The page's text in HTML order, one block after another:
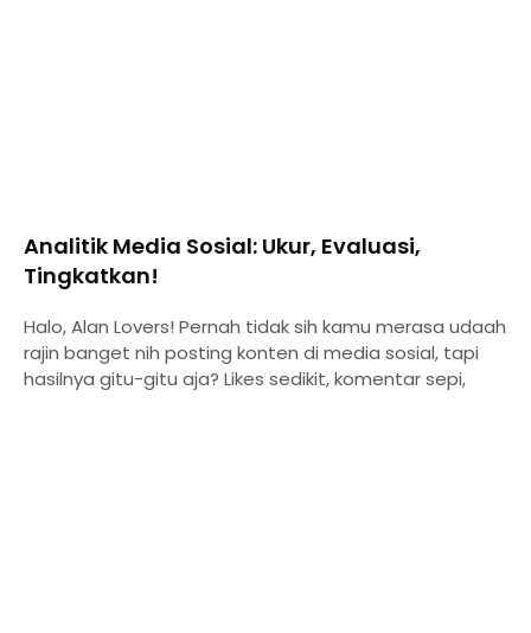
Analitik Media Sosial: Ukur, Evaluasi,
Tingkatkan!
Halo, Alan Lovers! Pernah tidak sih kamu merasa udaah
rajin banget nih posting konten di media sosial, tapi
hasilnya gitu-gitu aja? Likes sedikit, komentar sepi,